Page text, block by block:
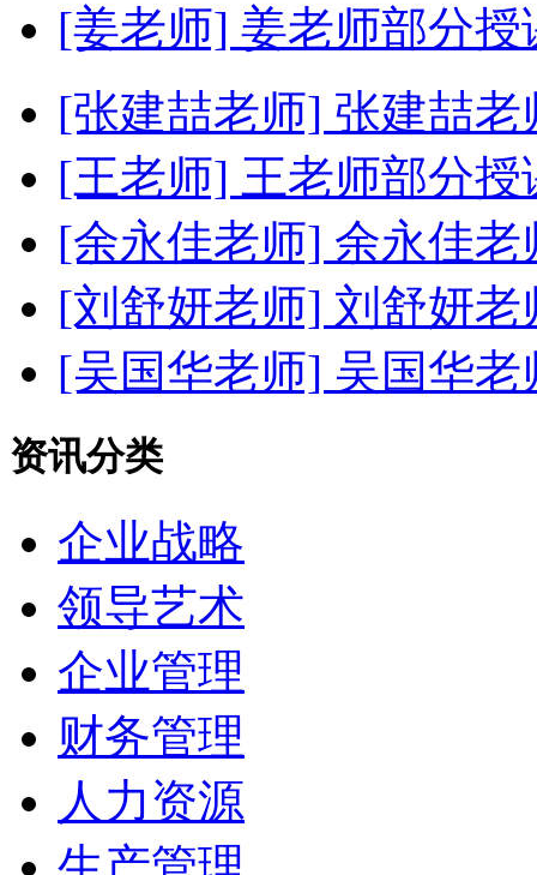
[姜老师] 姜老师部分授
[张建喆老师] 张建喆老
[王老师] 王老师部分
[余永佳老师] 余永佳老
[刘舒妍老师] 刘舒妍老
[吴国华老师] 吴国华老
资讯分类
企业战略
领导艺术
企业管理
财务管理
人力资源